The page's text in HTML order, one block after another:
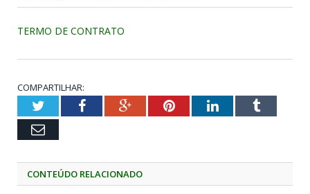
TERMO DE CONTRATO
COMPARTILHAR:
TwitterFacebookGoogle+PinterestLinkedInTumblr
Email
CONTEÚDO RELACIONADO